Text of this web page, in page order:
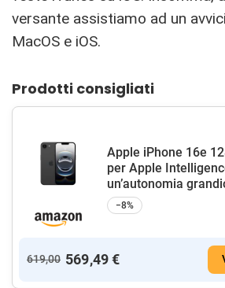
versante assistiamo ad un
MacOS e iOS.
Prodotti consigliati
Apple iPhone 16e
per Apple
un’autonomia
−8%
619,00 569,49 €